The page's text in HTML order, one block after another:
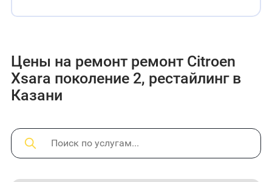
Цены на ремонт ремонт Citroen
Xsara поколение 2, рестайлинг в
Казани